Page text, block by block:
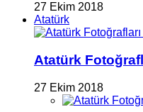
27 Ekim 2018
Atatürk
Atatürk
27 Ekim 2018